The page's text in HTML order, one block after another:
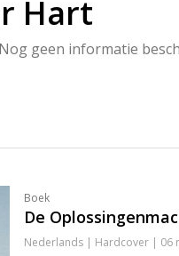
Hart
Nog geen informatie
Boek
De
Nederlands | Hardcover | 06